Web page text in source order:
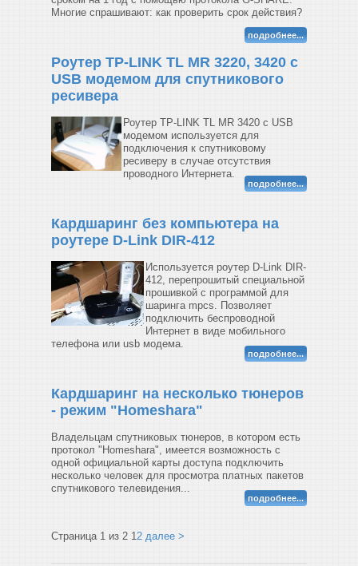
Многие спрашивают: как проверить срок действия?
подробнее...
Роутер TP-LINK TL MR 3220, 3420 с
USB модемом для спутникового
ресивера
Роутер TP-LINK TL MR 3420 с USB
модемом используется для
подключения к спутниковому
ресиверу в случае отсутствия
проводного Интернета.
подробнее...
Кардшаринг без компьютера на
роутере D-Link DIR-412
Используется роутер D-Link DIR-
412, перепрошитый специальной
прошивкой с программой для
шаринга mpcs. Позволяет
подключить беспроводной
Интернет в виде мобильного
телефона или usb модема.
подробнее...
Кардшаринг на несколько тюнеров
- режим "Homeshara"
Владельцам спутниковых тюнеров, в котором есть
протокол "Homeshara", имеется возможность с
одной официальной карты доступа подключить
несколько человек для просмотра платных пакетов
спутникового телевидения...
подробнее...
Страница 1 из 2 12 далее >